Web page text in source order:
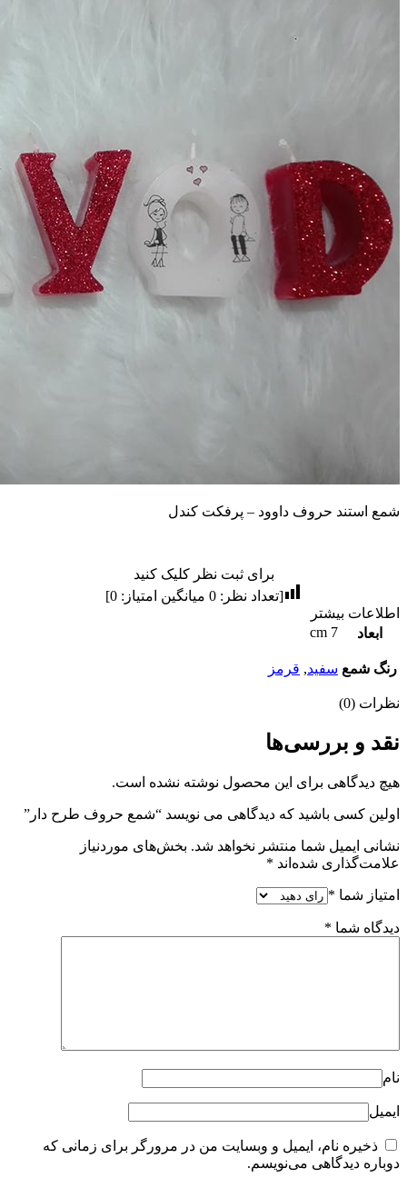
شمع استند حروف داوود – پرفکت کندل
برای ثبت نظر کلیک کنید
[تعداد نظر: 0 میانگین امتیاز: 0
]
اطلاعات بیشتر
ابعاد
7 cm
رنگ شمع سفید, قرمز
نظرات (0)
نقد و بررسی‌ها
هیچ دیدگاهی برای این محصول نوشته نشده است.
اولین کسی باشید که دیدگاهی می نویسد “شمع حروف طرح دار”
نشانی ایمیل شما منتشر نخواهد شد. بخش‌های موردنیاز
علامت‌گذاری شده‌اند *
امتیاز شما *
دیدگاه شما *
نام
ایمیل
ذخیره نام، ایمیل و وبسایت من در مرورگر برای زمانی که
دوباره دیدگاهی می‌نویسم.